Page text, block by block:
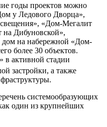
годы проектов можно
у Ледового Дворца»,
«Дом-Мегалит
Дибуновской»,
на набережной «Дом-
более 30 объектов.
в активной стадии
застройки, а также
системообразующих
один из крупнейших